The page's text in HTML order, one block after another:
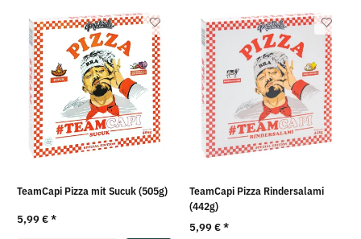
TeamCapi Pizza mit Sucuk (505g)
5,99 €*
TeamCapi Pizza Rindersalami
(442g)
5,99 €*